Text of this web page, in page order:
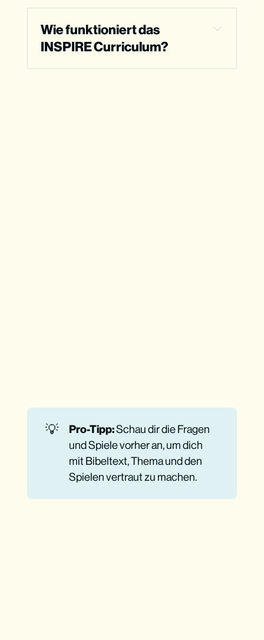
Wie funktioniert das
INSPIRE Curriculum?
Ohne Bibel geht’s nicht
💡 Pro-Tipp:Schau dir die Fragen
und Spiele vorher an, um dich
mit Bibeltext, Thema und den
Spielen vertraut zu machen.